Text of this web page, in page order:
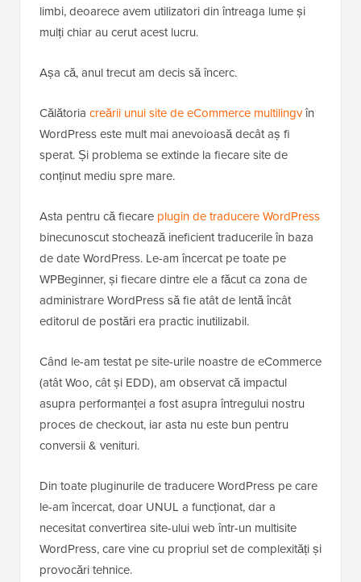
limbi, deoarece avem utilizatori din întreaga lume și
mulți chiar au cerut acest lucru.
Așa că, anul trecut am decis să încerc.
Călătoria creării unui site de eCommerce multilingvîn
WordPress este mult mai anevoioasă decât aș fi
sperat. Și problema se extinde la fiecare site de
conținut mediu spre mare.
Asta pentru că fiecare plugin de traducere WordPress
binecunoscut stochează ineficient traducerile în baza
de date WordPress. Le-am încercat pe toate pe
WPBeginner, și fiecare dintre ele a făcut ca zona de
administrare WordPress să fie atât de lentă încât
editorul de postări era practic inutilizabil.
Când le-am testat pe site-urile noastre de eCommerce
(atât Woo, cât și EDD), am observat că impactul
asupra performanței a fost asupra întregului nostru
proces de checkout, iar asta nu este bun pentru
conversii & venituri.
Din toate pluginurile de traducere WordPress pe care
le-am încercat, doar UNUL a funcționat, dar a
necesitat convertirea site-ului web într-un multisite
WordPress, care vine cu propriul set de complexități și
provocări tehnice.